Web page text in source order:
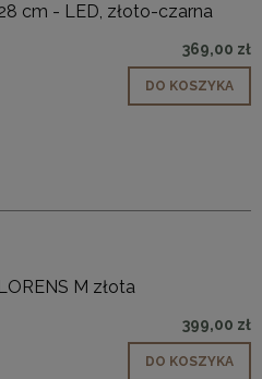
cm - LED, złoto-czarna
369,00 zł
DO KOSZYKA
M złota
399,00 zł
DO KOSZYKA